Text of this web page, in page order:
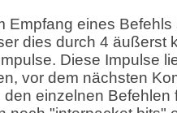
Empfang eines
dies durch 4 äußerst
Diese Impulse
vor dem nächsten
einzelnen Befehlen